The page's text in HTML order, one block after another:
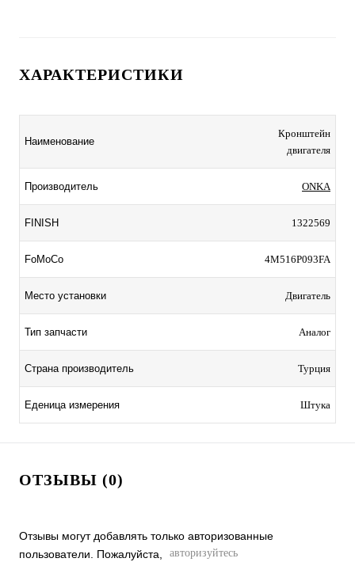
ХАРАКТЕРИСТИКИ
Наименование
Кронштейн
двигателя
Производитель ONKA
FINISH 1322569
FoMoCo 4M516P093FA
Место установки Двигатель
Тип запчасти Аналог
Страна производитель Турция
Еденица измерения Штука
ОТЗЫВЫ (0)
Отзывы могут добавлять только авторизованные
пользователи. Пожалуйста,
авторизуйтесь